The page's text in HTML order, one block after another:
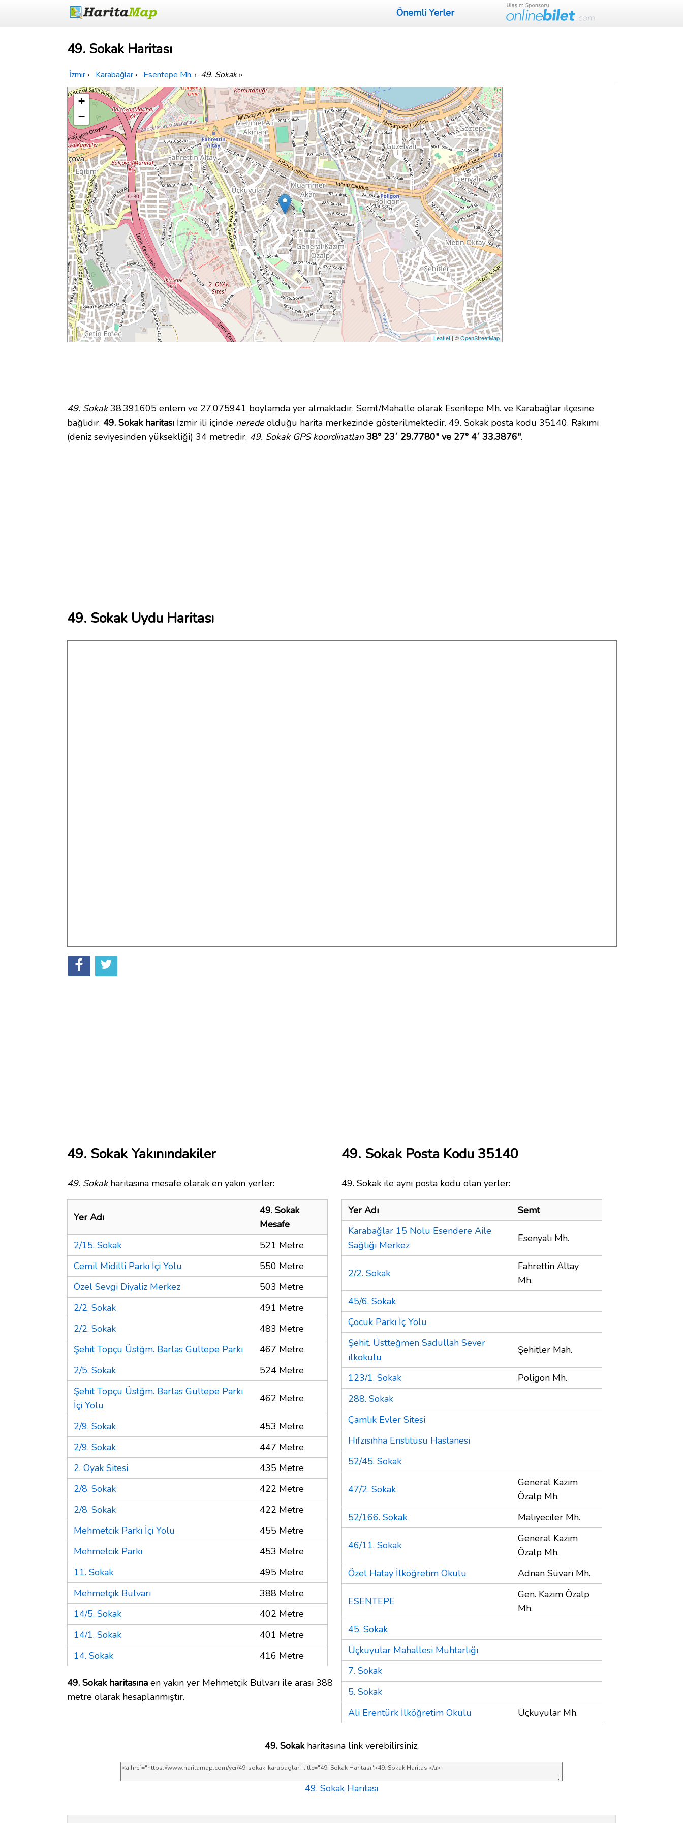
Önemli Yerler
49. Sokak Haritası
İzmir › Karabağlar › Esentepe Mh. › 49. Sokak»
+
−
Leaflet | ©OpenStreetMap
49. Sokak38.391605 enlem ve 27.075941 boylamda yer almaktadır. Semt/Mahalle olarak Esentepe Mh. ve Karabağlar ilçesine
bağlıdır. 49. Sokak haritası İzmir ili içinde neredeolduğu harita merkezinde gösterilmektedir. 49. Sokak posta kodu 35140. Rakımı
(deniz seviyesinden yüksekliği) 34 metredir. 49. Sokak GPS koordinatları 38° 23´ 29.7780" ve 27° 4´ 33.3876".
49. Sokak Uydu Haritası
49. Sokak Yakınındakiler
49. Sokakharitasına mesafe olarak en yakın yerler:
Yer Adı
49. Sokak
Mesafe
2/15. Sokak
521 Metre
Cemil Midilli Parkı İçi Yolu
550 Metre
Özel Sevgi Diyaliz Merkez
503 Metre
2/2. Sokak
491 Metre
2/2. Sokak
483 Metre
Şehit Topçu Üstğm. Barlas Gültepe Parkı
467 Metre
2/5. Sokak
524 Metre
Şehit Topçu Üstğm. Barlas Gültepe Parkı
İçi Yolu
462 Metre
2/9. Sokak
453 Metre
2/9. Sokak
447 Metre
2. Oyak Sitesi
435 Metre
2/8. Sokak
422 Metre
2/8. Sokak
422 Metre
Mehmetcik Parkı İçi Yolu
455 Metre
Mehmetcik Parkı
453 Metre
11. Sokak
495 Metre
Mehmetçik Bulvarı
388 Metre
14/5. Sokak
402 Metre
14/1. Sokak
401 Metre
14. Sokak
416 Metre
49. Sokak haritasına en yakın yer Mehmetçik Bulvarı ile arası 388
metre olarak hesaplanmıştır.
49. Sokak Posta Kodu 35140
49. Sokak ile aynı posta kodu olan yerler:
Yer Adı
Semt
Karabağlar 15 Nolu Esendere Aile
Sağlığı Merkez
Esenyalı Mh.
2/2. Sokak
Fahrettin Altay
Mh.
45/6. Sokak
Çocuk Parkı İç Yolu
Şehit. Üstteğmen Sadullah Sever
ilkokulu
Şehitler Mah.
123/1. Sokak
Poligon Mh.
288. Sokak
Çamlık Evler Sitesi
Hıfzısıhha Enstitüsü Hastanesi
52/45. Sokak
47/2. Sokak
General Kazım
Özalp Mh.
52/166. Sokak
Maliyeciler Mh.
46/11. Sokak
General Kazım
Özalp Mh.
Özel Hatay İlköğretim Okulu
Adnan Süvari Mh.
ESENTEPE
Gen. Kazım Özalp
Mh.
45. Sokak
Üçkuyular Mahallesi Muhtarlığı
7. Sokak
5. Sokak
Ali Erentürk İlköğretim Okulu
Üçkuyular Mh.
49. Sokakharitasına link verebilirsiniz;
49. Sokak Haritası